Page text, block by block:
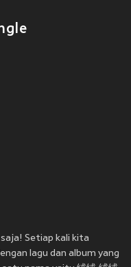
Setiap kali kita
lagu dan album yang